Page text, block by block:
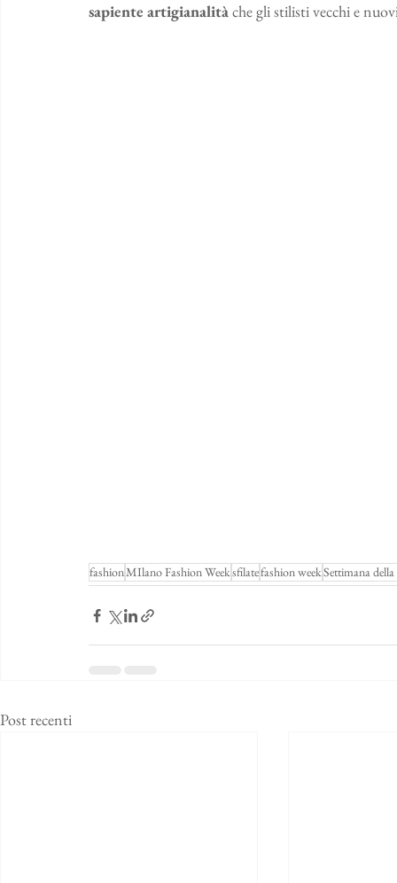
sapiente artigianalità che gli stilisti vecchi e
fashionMIlano Fashion Weeksfilatefashion weekSettimana
Post recenti